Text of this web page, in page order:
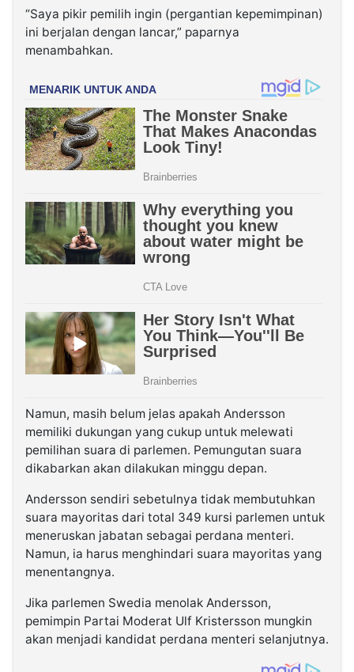
“Saya pikir pemilih ingin (pergantian kepemimpinan)
ini berjalan dengan lancar,” paparnya
menambahkan.
Namun, masih belum jelas apakah Andersson
memiliki dukungan yang cukup untuk melewati
pemilihan suara di parlemen. Pemungutan suara
dikabarkan akan dilakukan minggu depan.
Andersson sendiri sebetulnya tidak membutuhkan
suara mayoritas dari total 349 kursi parlemen untuk
meneruskan jabatan sebagai perdana menteri.
Namun, ia harus menghindari suara mayoritas yang
menentangnya.
Jika parlemen Swedia menolak Andersson,
pemimpin Partai Moderat Ulf Kristersson mungkin
akan menjadi kandidat perdana menteri selanjutnya.